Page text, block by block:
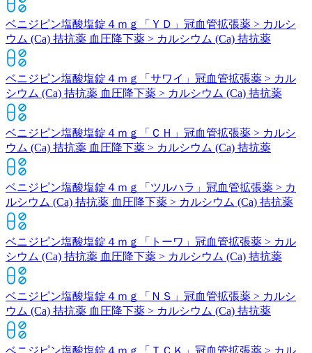
ベニジピン塩酸塩錠４ｍｇ「ＹＤ」 冠血管拡張薬 > カルシ
ウム (Ca) 拮抗薬 血圧降下薬 > カルシウム (Ca) 拮抗薬
ベニジピン塩酸塩錠４ｍｇ「サワイ」 冠血管拡張薬 > カル
シウム (Ca) 拮抗薬 血圧降下薬 > カルシウム (Ca) 拮抗薬
ベニジピン塩酸塩錠４ｍｇ「ＣＨ」 冠血管拡張薬 > カルシ
ウム (Ca) 拮抗薬 血圧降下薬 > カルシウム (Ca) 拮抗薬
ベニジピン塩酸塩錠４ｍｇ「ツルハラ」 冠血管拡張薬 > カ
ルシウム (Ca) 拮抗薬 血圧降下薬 > カルシウム (Ca) 拮抗薬
ベニジピン塩酸塩錠４ｍｇ「トーワ」 冠血管拡張薬 > カル
シウム (Ca) 拮抗薬 血圧降下薬 > カルシウム (Ca) 拮抗薬
ベニジピン塩酸塩錠４ｍｇ「ＮＳ」 冠血管拡張薬 > カルシ
ウム (Ca) 拮抗薬 血圧降下薬 > カルシウム (Ca) 拮抗薬